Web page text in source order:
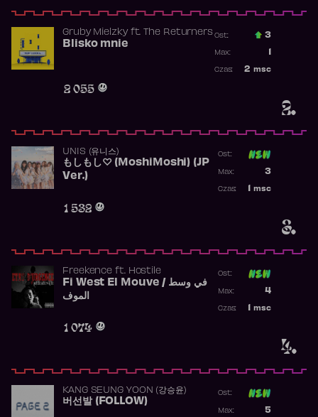
2.
Gruby Mielzkyft. The Returners
Blisko mnie
2 055
Ost.: 3
Max:
2 msc
Czas:
3.
UNIS (유니스)
もしもし♡ (MoshiMoshi) (JP
Ver.)
1 532
Ost:
3
Max:
msc
Czas:
4.
Freekence ft. Hostile
Fi West El Mouve / في وسط
الموف
1 074
Ost:
4
Max:
msc
Czas:
KANG SEUNG YOON (강승윤)
버선발 (FOLLOW)
Ost:
5
Max: